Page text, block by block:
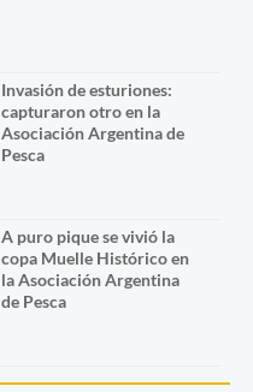
Invasión de esturiones:
capturaron otro en la
Asociación Argentina de
Pesca
A puro pique se vivió la
copa Muelle Histórico en
la Asociación Argentina
de Pesca